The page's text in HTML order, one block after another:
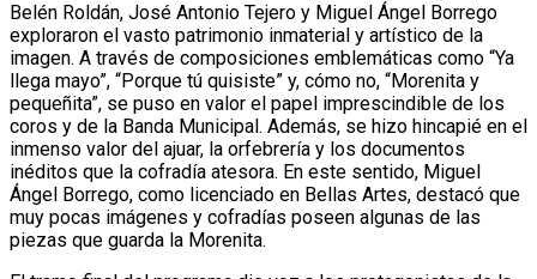
Belén Roldán, José Antonio Tejero y Miguel Ángel Borrego
exploraron el vasto patrimonio inmaterial y artístico de la
imagen. A través de composiciones emblemáticas como “Ya
llega mayo”, “Porque tú quisiste” y, cómo no, “Morenita y
pequeñita”, se puso en valor el papel imprescindible de los
coros y de la Banda Municipal. Además, se hizo hincapié en el
inmenso valor del ajuar, la orfebrería y los documentos
inéditos que la cofradía atesora. En este sentido, Miguel
Ángel Borrego, como licenciado en Bellas Artes, destacó que
muy pocas imágenes y cofradías poseen algunas de las
piezas que guarda la Morenita.